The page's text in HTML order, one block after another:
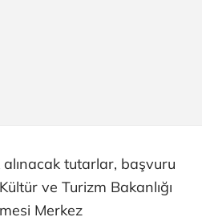
tutarlar, başvuru
ve Turizm Bakanlığı
Merkez